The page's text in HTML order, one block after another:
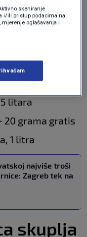
košaricu
sa 72 komada
litara
20 grama gratis
1 litra
najviše troši
Zagreb tek na
skuplja
skeniranje
i/ili pristup podacima na
oglašavanja i